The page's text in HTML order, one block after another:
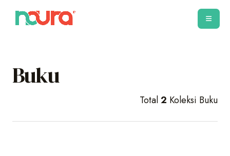
Buku
Total2 Koleksi Buku